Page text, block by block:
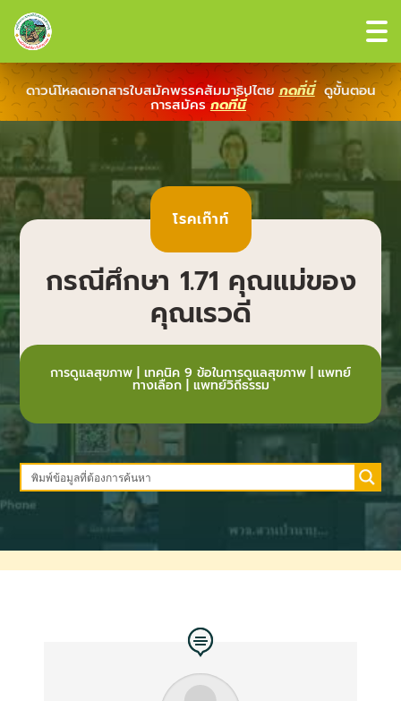
ดาวน์โหลดเอกสารใบสมัคพรรคสัมมาธิปไตย กดที่นี่ ดูขั้นตอน
การสมัครกดที่นี่
โรคเก๊าท์
กรณีศึกษา 1.71 คุณแม่ของ
คุณเรวดี
การดูแลสุขภาพ | เทคนิค 9 ข้อในการดูแลสุขภาพ | แพทย์
ทางเลือก| แพทย์วิถีธรรม